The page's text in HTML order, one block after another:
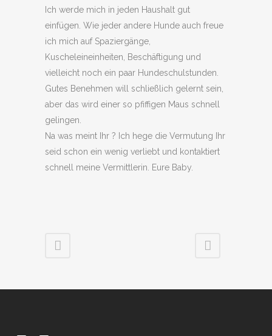
Ich werde mich in jeden Haushalt gut
einfügen. Wie jeder andere Hunde auch freue
ich mich auf Spaziergänge,
Kuscheleineinheiten, Beschäftigung und
vielleicht noch ein paar Hundeschulstunden.
Gutes Benehmen will schließlich gelernt sein,
aber das wird einer so pfiffigen Maus schnell
gelingen.
Na was meint Ihr ? Ich hege die Vermutung Ihr
seid schon ein wenig verliebt und kontaktiert
schnell meine Vermittlerin. Eure Baby.